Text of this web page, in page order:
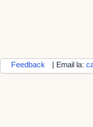
Feedback | Email la: